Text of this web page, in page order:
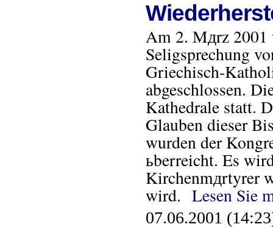
Am 2. Mдrz 2001
Seligsprechung
Griechisch-
abgeschlossen.
Kathedrale statt.
Glauben dieser
wurden der
ьberreicht. Es
Kirchenmдrtyrer
wird. Lesen Sie
07.06.2001